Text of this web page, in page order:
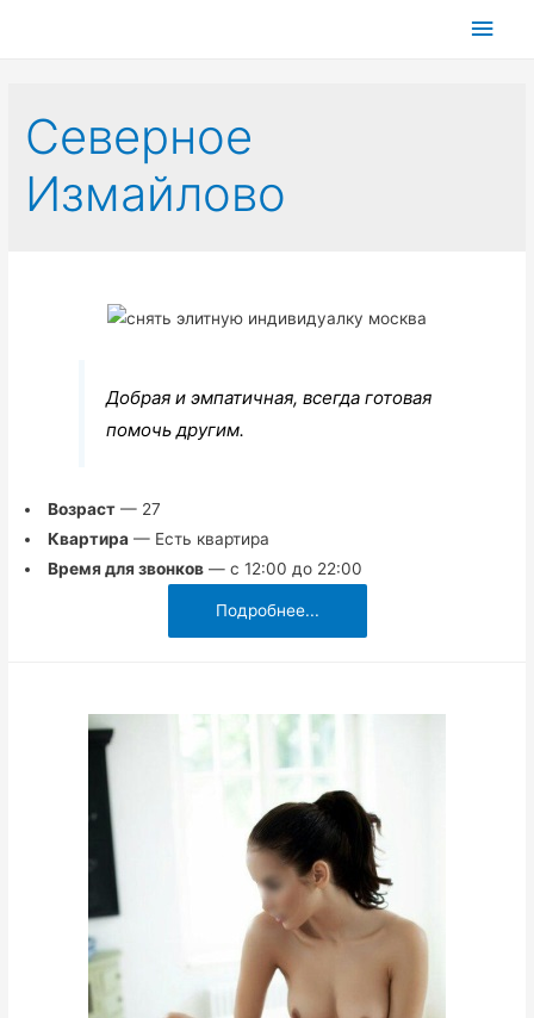
Северное
Измайлово
Добрая и эмпатичная, всегда готовая
помочь другим.
Возраст— 27
Квартира— Есть квартира
Время для звонков— с 12:00 до 22:00